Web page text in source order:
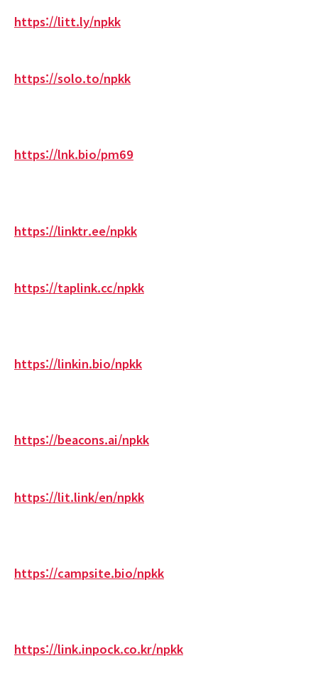
https://litt.ly/npkk
https://solo.to/npkk
https://lnk.bio/pm69
https://linktr.ee/npkk
https://taplink.cc/npkk
https://linkin.bio/npkk
https://beacons.ai/npkk
https://lit.link/en/npkk
https://campsite.bio/npkk
https://link.inpock.co.kr/npkk